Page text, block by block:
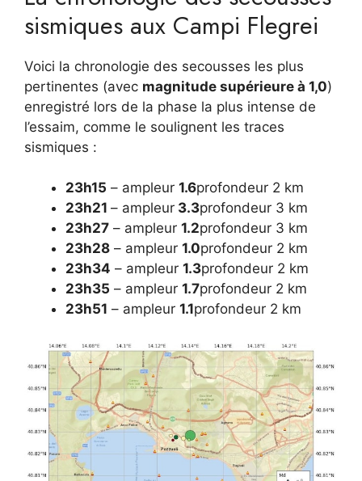
sismiques aux Campi Flegrei
Voici la chronologie des secousses les plus
pertinentes (avec magnitude supérieure à 1,0)
enregistré lors de la phase la plus intense de
l’essaim, comme le soulignent les traces
sismiques :
23h15 – ampleur 1.6profondeur 2 km
23h21 – ampleur 3.3profondeur 3 km
23h27 – ampleur 1.2profondeur 3 km
23h28 – ampleur 1.0profondeur 2 km
23h34 – ampleur 1.3profondeur 2 km
23h35 – ampleur 1.7profondeur 2 km
23h51 – ampleur 1.1profondeur 2 km